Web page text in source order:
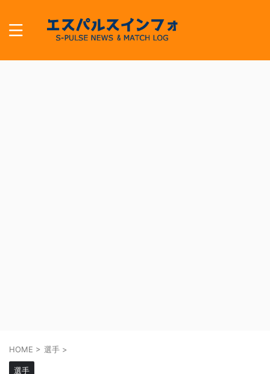
HOME > 選手 >
選手